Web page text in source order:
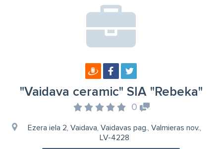
"Vaidava ceramic" SIA "Rebeka"
0
Ezera iela 2, Vaidava, Vaidavas pag., Valmieras nov.,
LV-4228